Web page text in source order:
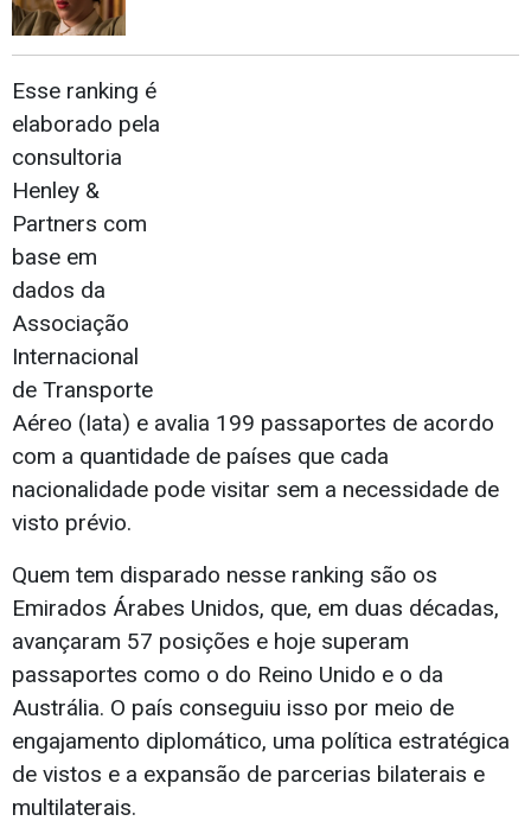
Esse ranking é
elaborado pela
consultoria
Henley &
Partners com
base em
dados da
Associação
Internacional
de Transporte
Aéreo (Iata) e avalia 199 passaportes de acordo
com a quantidade de países que cada
nacionalidade pode visitar sem a necessidade de
visto prévio.
Quem tem disparado nesse ranking são os
Emirados Árabes Unidos, que, em duas décadas,
avançaram 57 posições e hoje superam
passaportes como o do Reino Unido e o da
Austrália. O país conseguiu isso por meio de
engajamento diplomático, uma política estratégica
de vistos e a expansão de parcerias bilaterais e
multilaterais.